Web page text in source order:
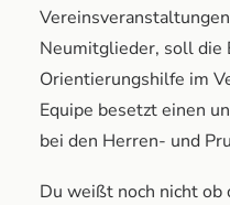
Neumitglieder, soll die
Orientierungshilfe im
Equipe besetzt einen
bei den Herren- und
Du weißt noch nicht